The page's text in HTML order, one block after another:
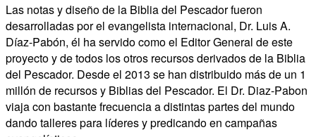
Las notas y diseño de la Biblia del Pescador fueron
desarrolladas por el evangelista internacional, Dr. Luis A.
Díaz-Pabón, él ha servido como el Editor General de este
proyecto y de todos los otros recursos derivados de la Biblia
del Pescador. Desde el 2013 se han distribuido más de un 1
millón de recursos y Biblias del Pescador. El Dr. Diaz-Pabon
viaja con bastante frecuencia a distintas partes del mundo
dando talleres para líderes y predicando en campañas